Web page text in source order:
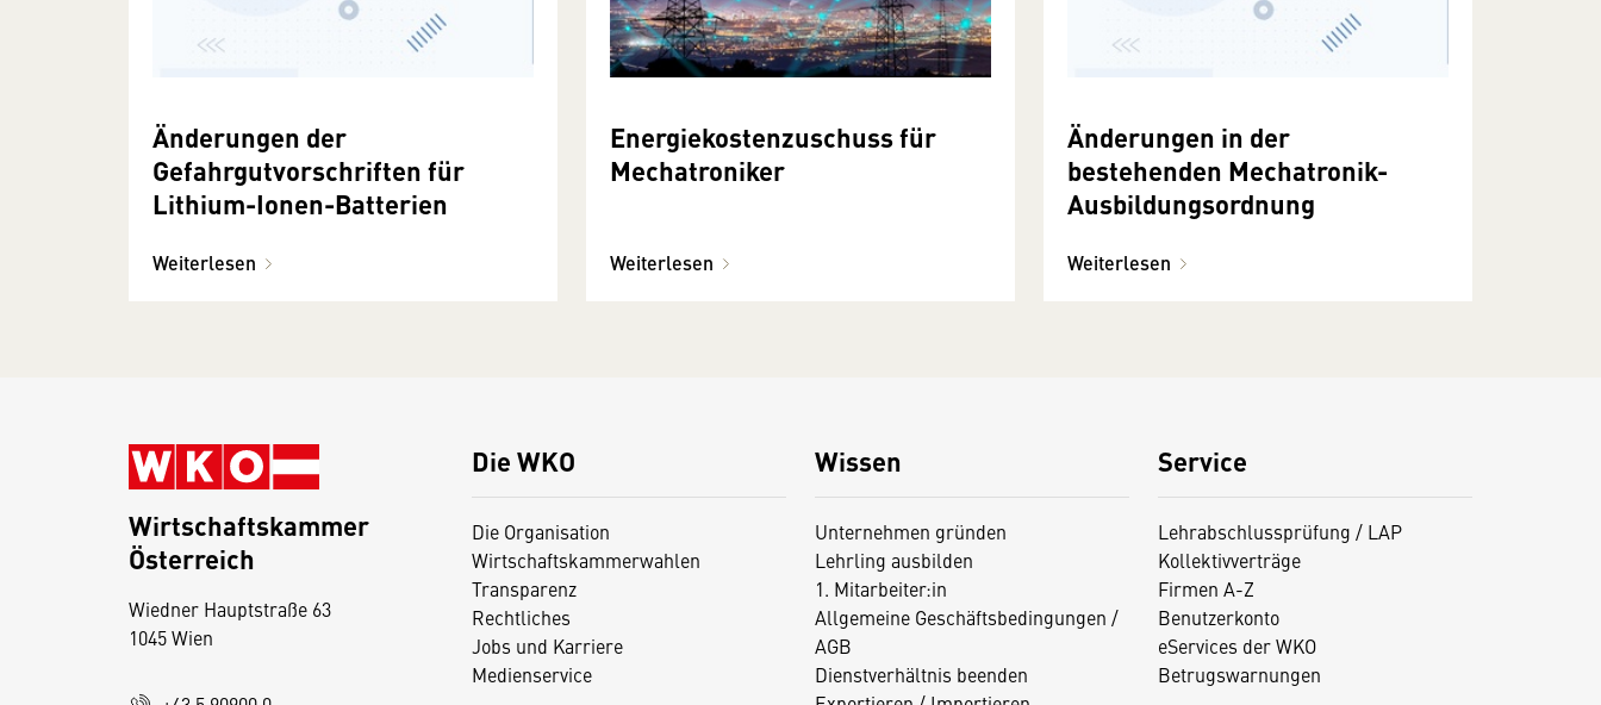
Änderungen der
Gefahrgutvorschriften für
Lithium-Ionen-Batterien
Weiterlesen
Energiekostenzuschuss für
Mechatroniker
Weiterlesen
Änderungen in der
bestehenden Mechatronik-
Ausbildungsordnung
Weiterlesen
Die WKO
Die Organisation
Wirtschaftskammerwahlen
Transparenz
Rechtliches
Jobs und Karriere
Medienservice
Wissen
Unternehmen gründen
Lehrling ausbilden
1. Mitarbeiter:in
Allgemeine Geschäftsbedingungen /
AGB
Dienstverhältnis beenden
Service
Lehrabschlussprüfung / LAP
Kollektivverträge
Firmen A-Z
Benutzerkonto
eServices der WKO
Betrugswarnungen
Wirtschaftskammer
Österreich
Wiedner Hauptstraße 63
1045 Wien